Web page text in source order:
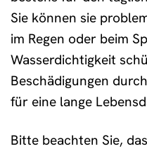
Sie können sie
im Regen oder beim
Wasserdichtigkeit
Beschädigungen
für eine lange
Bitte beachten Sie,